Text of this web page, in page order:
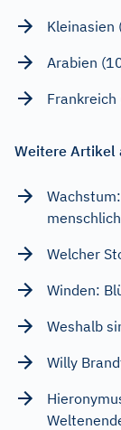
Kleinasien
Arabien
Weitere Artikel
Welcher
Winden:
Weshalb
Willy